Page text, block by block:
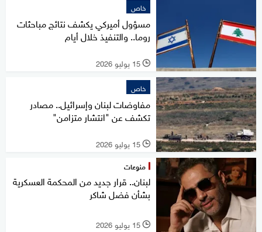
خاص
مسؤول أميركي يكشف نتائج مباحثات
روما.. والتنفيذ خلال أيام
l 15 يوليو 2026
خاص
مفاوضات لبنان وإسرائيل.. مصادر
تكشف عن "انتشار متزامن"
l 15 يوليو 2026
منوعات
لبنان.. قرار جديد من المحكمة العسكرية
بشأن فضل شاكر
l 15 يوليو 2026